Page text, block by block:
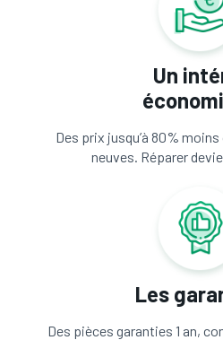
Un
Des prix jusqu’à 80%
neuves. Réparer
Les
Des pièces garanties 1 an,